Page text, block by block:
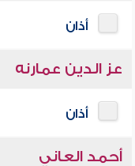
أذان
عز الدين عمارنه
أذان
أحمد العاني